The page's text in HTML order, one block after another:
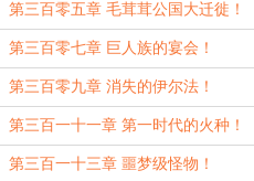
第三百零五章 毛茸茸公国大迁徙！
第三百零七章 巨人族的宴会！
第三百零九章 消失的伊尔法！
第三百一十一章 第一时代的火种！
第三百一十三章 噩梦级怪物！